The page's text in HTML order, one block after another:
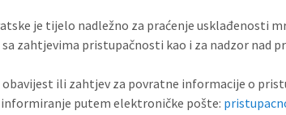
je tijelo nadležno za praćenje usklađenosti
zahtjevima pristupačnosti kao i za nadzor nad
obavijest ili zahtjev za povratne informacije o
putem elektroničke pošte: